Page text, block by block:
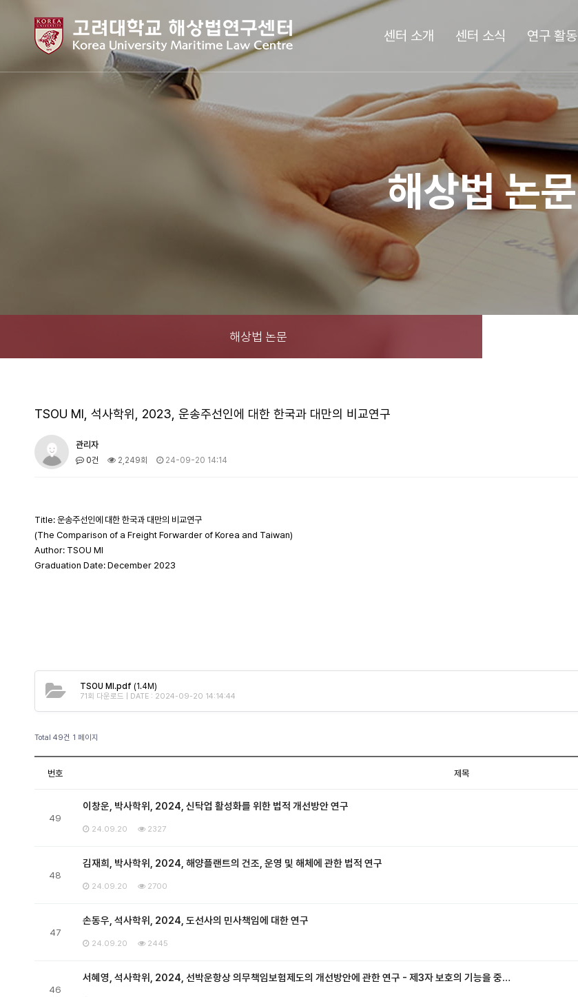
센터 소개 센터 소식 연구 활동
해상법 논문
해상법 논문
TSOU MI, 석사학위, 2023, 운송주선인에 대한 한국과 대만의 비교연구
관리자
0건 2,249회 24-09-20 14:14
Title: 운송주선인에 대한 한국과 대만의 비교연구
(The Comparison of a Freight Forwarder of Korea and Taiwan)
Author: TSOU MI
Graduation Date: December 2023
TSOU MI.pdf (1.4M)
71회 다운로드 | DATE : 2024-09-20 14:14:44
Total 49건 1 페이지
번호 제목
49
이창운, 박사학위, 2024, 신탁업 활성화를 위한 법적 개선방안 연구
24.09.20 2327
48
김재희, 박사학위, 2024, 해양플랜트의 건조, 운영 및 해체에 관한 법적 연구
24.09.20 2700
47
손동우, 석사학위, 2024, 도선사의 민사책임에 대한 연구
24.09.20 2445
46
서혜영, 석사학위, 2024, 선박운항상 의무책임보험제도의 개선방안에 관한 연구 - 제3자 보호의 기능을 중…